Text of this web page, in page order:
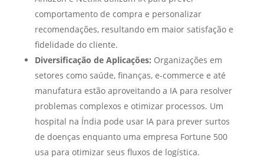
comportamento de compra e personalizar
recomendações, resultando em maior satisfação e
fidelidade do cliente.
Diversificação de Aplicações: Organizações em
setores como saúde, finanças, e-commerce e até
manufatura estão aproveitando a IA para resolver
problemas complexos e otimizar processos. Um
hospital na Índia pode usar IA para prever surtos
de doenças enquanto uma empresa Fortune 500
usa para otimizar seus fluxos de logística.